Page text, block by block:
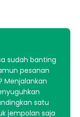
sudah banting
pesanan
Menjalankan
satu
jempolan saja